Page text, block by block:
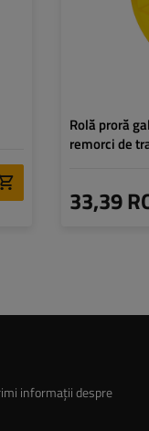
Rolă proră
remorci de
33,39
informații despre